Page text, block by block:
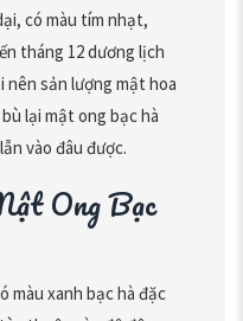
có màu tím nhạt,
tháng 12 dương lịch
nên sản lượng mật hoa
lại mật ong bạc hà
vào đâu được.
Ong Bạc
màu xanh bạc hà đặc